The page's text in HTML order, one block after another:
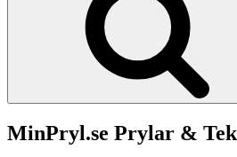
MinPryl.se Prylar &